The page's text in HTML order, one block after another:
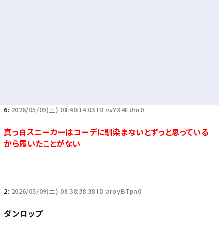
6: 2026/05/09(土) 08:40:14.03 ID:vvYX4EUm0
真っ白スニーカーはコーデに馴染まないとずっと思っている
から履いたことがない
2: 2026/05/09(土) 08:38:38.38 ID:aroyBTpn0
ダンロップ